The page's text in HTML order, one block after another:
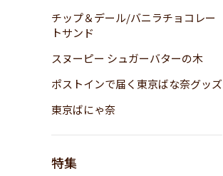
チップ＆デール/バニラチョコレー
トサンド
スヌーピー シュガーバターの木
ポストインで届く東京ばな奈グッズ
東京ばにゃ奈
特集